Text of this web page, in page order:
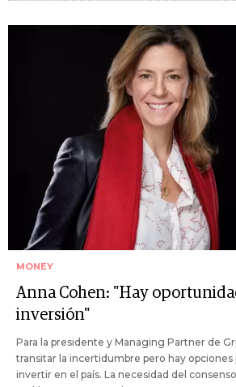
MONEY
Anna Cohen: "Hay
inversión"
Para la presidente y Managing Partner de
transitar la incertidumbre pero hay opciones
invertir en el país. La necesidad del